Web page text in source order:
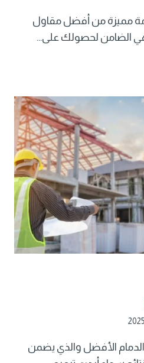
مميزة من أفضل مقاول
الضامن لحصولك على…
الأفضل والذي يضمن